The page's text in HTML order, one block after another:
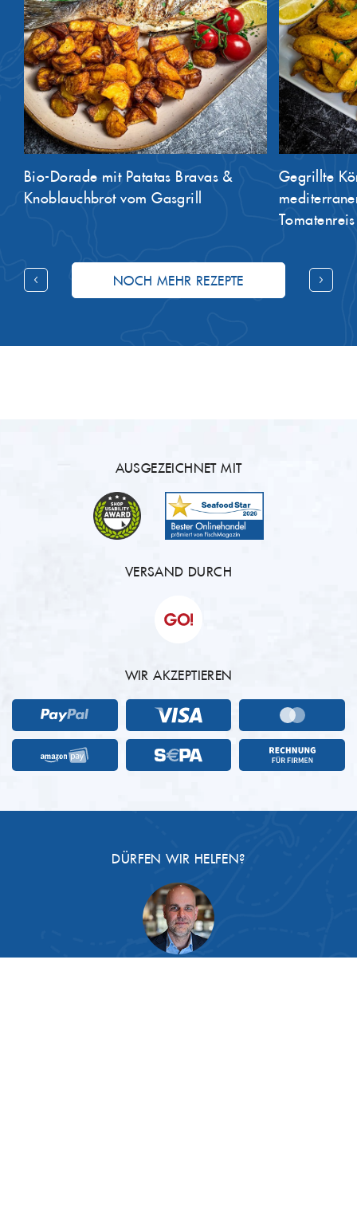
Gegrillte Königskrabben-Beine mit
mediterranen Kartoffelspalten &
Surf & Turf
NOCH MEHR REZEPTE
AUSGEZEICHNET MIT
VERSAND DURCH
WIR AKZEPTIEREN
DÜRFEN WIR HELFEN?